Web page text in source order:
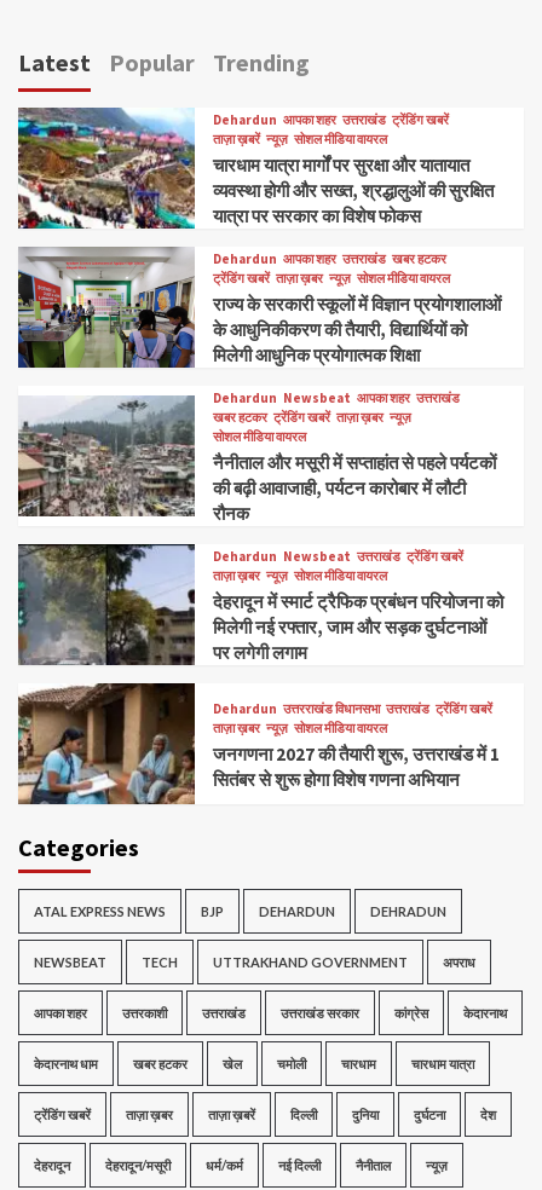
Latest Popular Trending
Dehardun आपका शहर उत्तराखंड ट्रेंडिंग खबरें
ताज़ा ख़बरें न्यूज़ सोशल मीडिया वायरल
चारधाम यात्रा मार्गों पर सुरक्षा और यातायात
व्यवस्था होगी और सख्त, श्रद्धालुओं की सुरक्षित
यात्रा पर सरकार का विशेष फोकस
Dehardun आपका शहर उत्तराखंड खबर हटकर
ट्रेंडिंग खबरें ताज़ा ख़बर न्यूज़ सोशल मीडिया वायरल
राज्य के सरकारी स्कूलों में विज्ञान प्रयोगशालाओं
के आधुनिकीकरण की तैयारी, विद्यार्थियों को
मिलेगी आधुनिक प्रयोगात्मक शिक्षा
Dehardun Newsbeat आपका शहर उत्तराखंड
खबर हटकर ट्रेंडिंग खबरें ताज़ा ख़बर न्यूज़
सोशल मीडिया वायरल
नैनीताल और मसूरी में सप्ताहांत से पहले पर्यटकों
की बढ़ी आवाजाही, पर्यटन कारोबार में लौटी
रौनक
Dehardun Newsbeat उत्तराखंड ट्रेंडिंग खबरें
ताज़ा ख़बर न्यूज़ सोशल मीडिया वायरल
देहरादून में स्मार्ट ट्रैफिक प्रबंधन परियोजना को
मिलेगी नई रफ्तार, जाम और सड़क दुर्घटनाओं
पर लगेगी लगाम
Dehardun उत्तरराखंड विधानसभा उत्तराखंड ट्रेंडिंग खबरें
ताज़ा ख़बर न्यूज़ सोशल मीडिया वायरल
जनगणना 2027 की तैयारी शुरू, उत्तराखंड में 1
सितंबर से शुरू होगा विशेष गणना अभियान
Categories
ATAL EXPRESS NEWS BJP DEHARDUN DEHRADUN
NEWSBEAT TECH UTTRAKHAND GOVERNMENT अपराध
आपका शहर उत्तरकाशी उत्तराखंड उत्तराखंड सरकार कांग्रेस केदारनाथ
केदारनाथ धाम खबर हटकर खेल चमोली चारधाम चारधाम यात्रा
ट्रेंडिंग खबरें ताज़ा ख़बर ताज़ा ख़बरें दिल्ली दुनिया दुर्घटना देश
देहरादून देहरादून/मसूरी धर्म/कर्म नई दिल्ली नैनीताल न्यूज़